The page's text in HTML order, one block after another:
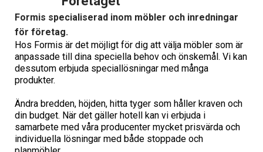
Formis specialiserad inom möbler och inredningar
för företag.
Hos Formis är det möjligt för dig att välja möbler som är
anpassade till dina speciella behov och önskemål. Vi kan
dessutom erbjuda speciallösningar med många
produkter.
Ändra bredden, höjden, hitta tyger som håller kraven och
din budget. När det gäller hotell kan vi erbjuda i
samarbete med våra producenter mycket prisvärda och
individuella lösningar med både stoppade och